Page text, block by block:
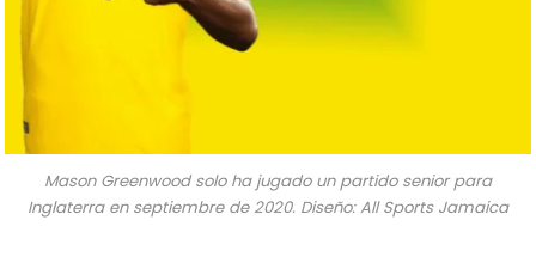
Mason Greenwood solo ha jugado un partido senior para
Inglaterra en septiembre de 2020. Diseño: All Sports Jamaica